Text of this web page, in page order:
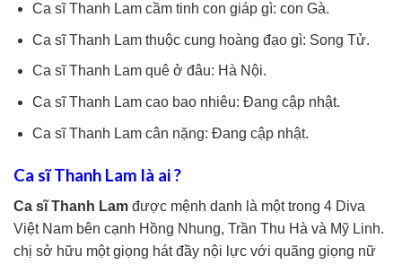
Ca sĩ Thanh Lam cầm tinh con giáp gì: con Gà.
Ca sĩ Thanh Lam thuộc cung hoàng đạo gì: Song Tử.
Ca sĩ Thanh Lam quê ở đâu: Hà Nội.
Ca sĩ Thanh Lam cao bao nhiêu: Đang cập nhật.
Ca sĩ Thanh Lam cân nặng: Đang cập nhật.
Ca sĩ Thanh Lam là ai ?
Ca sĩ Thanh Lam được mệnh danh là một trong 4 Diva
Việt Nam bên cạnh Hồng Nhung, Trần Thu Hà và Mỹ Linh.
chị sở hữu một giọng hát đầy nội lực với quãng giọng nữ